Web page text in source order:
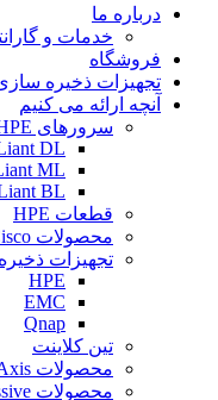
درباره ما
خدمات و
فروشگاه
تجهیزات ذخیره
آنچه ارائه می کنیم
سرورهای HPE
DL
ML
BL
قطعات HPE
محصولات Cisco
تجهیزات
HPE
EMC
Qnap
تین کلاینت
محصولات Axis
محصولات Passive